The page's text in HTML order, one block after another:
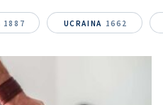
1887 UCRAINA 1662